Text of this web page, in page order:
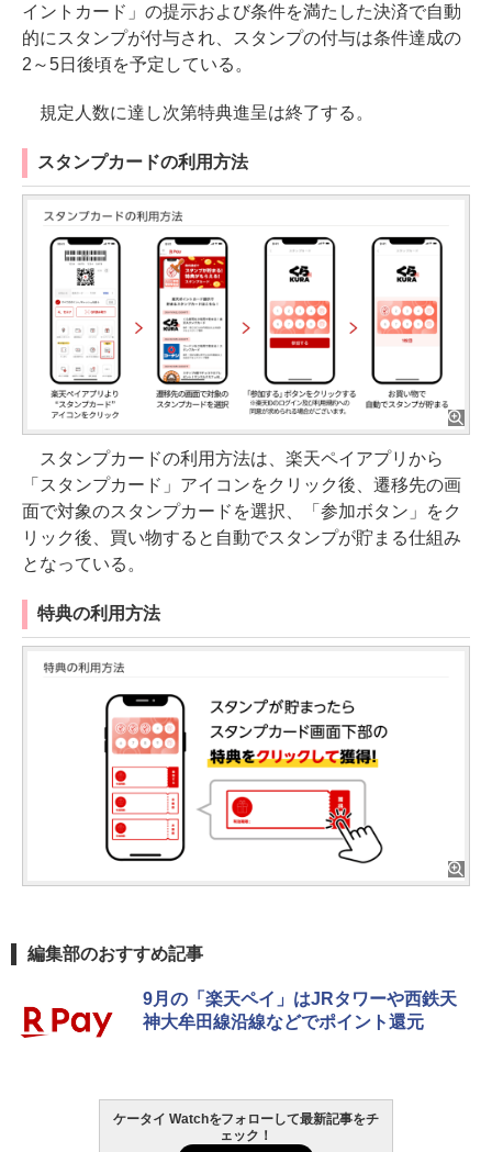
イントカード」の提示および条件を満たした決済で自動
的にスタンプが付与され、スタンプの付与は条件達成の
2～5日後頃を予定している。
規定人数に達し次第特典進呈は終了する。
スタンプカードの利用方法
スタンプカードの利用方法は、楽天ペイアプリから
「スタンプカード」アイコンをクリック後、遷移先の画
面で対象のスタンプカードを選択、「参加ボタン」をク
リック後、買い物すると自動でスタンプが貯まる仕組み
となっている。
特典の利用方法
編集部のおすすめ記事
9月の「楽天ペイ」はJRタワーや西鉄天
神大牟田線沿線などでポイント還元
ケータイ Watchをフォローして最新記事をチ
ェック！